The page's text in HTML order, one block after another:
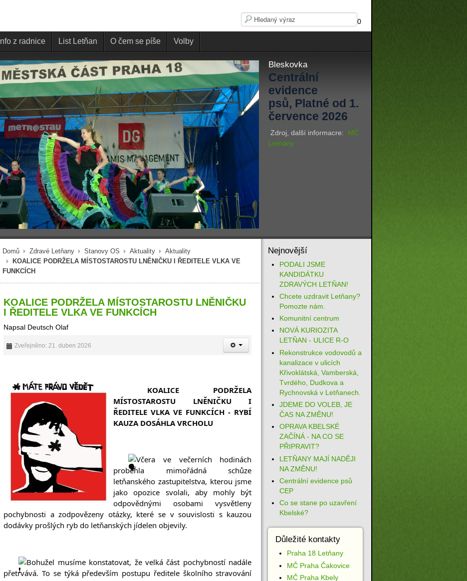
0
Info z radnice List Letňan O čem se píše Volby
Bleskovka
Centrální
evidence
psů, Platné od 1.
července 2026
Zdroj, další informacre: MČ
Letnany
Domů Zdravé Letňany Stanovy OS Aktuality
Aktuality
KOALICE PODRŽELA MÍSTOSTAROSTU LNĚNIČKU I ŘEDITELE VLKA VE
FUNKCÍCH
KOALICE PODRŽELA MÍSTOSTAROSTU LNĚNIČKU
I ŘEDITELE VLKA VE FUNKCÍCH
Napsal Deutsch Olaf
Zveřejněno: 21. duben 2026
KOALICE PODRŽELA
MÍSTOSTAROSTU LNĚNIČKU I
ŘEDITELE VLKA VE FUNKCÍCH - RYBÍ
KAUZA DOSÁHLA VRCHOLU
Včera ve večerních hodinách
proběhla mimořádná schůze
letňanského zastupitelstva, kterou jsme
jako opozice svolali, aby mohly být
odpovědnými osobami vysvětleny
pochybnosti a zodpovězeny otázky, které se v souvislosti s kauzou
dodávky prošlých ryb do letňanských jídelen objevily.
Bohužel musíme konstatovat, že velká část pochybností nadále
přetrvává. To se týká především postupu ředitele školního stravování
Nejnovější
PODALI JSME
KANDIDÁTKU
ZDRAVÝCH LETŇAN!
Chcete uzdravit Letňany?
Pomozte nám.
Komunitní centrum
NOVÁ KURIOZITA
LETŇAN - ULICE R-O
Rekonstrukce vodovodů a
kanalizace v ulicích
Křivoklátská, Vamberská,
Tvrdého, Dudkova a
Rychnovská v Letňanech.
JDEME DO VOLEB, JE
ČAS NA ZMĚNU!
OPRAVA KBELSKÉ
ZAČÍNÁ - NA CO SE
PŘIPRAVIT?
LETŇANY MAJÍ NADĚJI
NA ZMĚNU!
Centrální evidence psů
CEP
Co se stane po uzavření
Kbelské?
Důležité kontakty
Praha 18 Letňany
MČ Praha Čakovice
MČ Praha Kbely